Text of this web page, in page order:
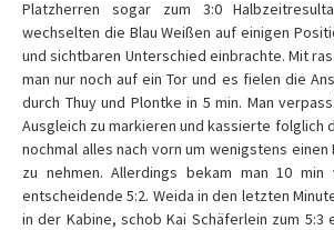
Platzherren sogar zum 3:0
wechselten die Blau Weißen auf einigen
und sichtbaren Unterschied einbrachte. Mit
man nur noch auf ein Tor und es fielen die
durch Thuy und Plontke in 5 min. Man
Ausgleich zu markieren und kassierte folglich
nochmal alles nach vorn um wenigstens einen
zu nehmen. Allerdings bekam man 10
entscheidende 5:2. Weida in den letzten
in der Kabine, schob Kai Schäferlein zum 5:3